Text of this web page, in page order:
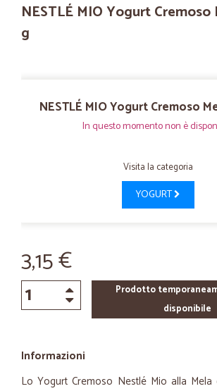
NESTLÉ MIO Yogurt Cremoso
g
NESTLÉ MIO Yogurt Cremoso
In questo momento non è
Visita la categoria
YOGURT
3,15 €
Prodotto
disponibile
Informazioni
Lo Yogurt Cremoso Nestlé Mio alla